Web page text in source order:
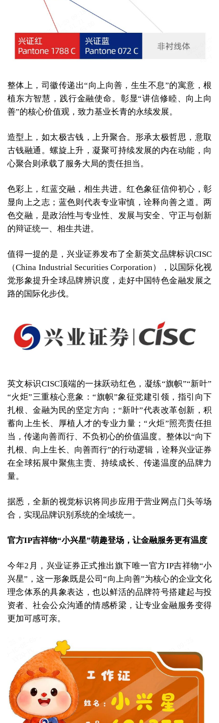
整体上，司徽传递出“向上向善，生生不息”的寓意，根
植东方智慧，践行金融使命。彰显“讲信修睦、向上向
善”的核心价值观，致力基业长青的永续发展。
造型上，如太极古钱，上升聚合。形承太极哲思，意取
古钱融通。螺旋上升，凝聚可持续发展的内在动能，向
心聚合则承载了服务大局的责任担当。
色彩上，红蓝交融，相生共进。红色象征信仰初心，彰
显向上之志；蓝色则代表专业审慎，诠释向善之道。两
色交融，是政治性与专业性、发展与安全、守正与创新
的辩证统一、相生共进。
值得一提的是，兴业证券发布了全新英文品牌标识CISC
（China Industrial Securities Corporation），以国际化视
觉形象提升全球品牌辨识度，走好中国特色金融发展之
路的国际化步伐。
英文标识CISC顶端的一抹跃动红色，凝练“旗帜”“新叶”
“火炬”三重核心意象：“旗帜”象征党建引领，指引向下
扎根、金融为民的坚定方向；“新叶”代表改革创新，积
蓄向上生长、厚植人才的专业力量；“火炬”照亮责任担
当，传递向善而行、不负初心的价值温度。整体以“向下
扎根、向上生长、向善而行”的行动逻辑，诠释兴业证券
在全球拓展中聚焦主责、持续成长、传递温度的品牌力
量。
据悉，全新的视觉标识将同步应用于营业网点门头等场
合，实现品牌识别系统的全域统一。
官方IP吉祥物“小兴星”萌趣登场，让金融服务更有温度
今年2月，兴业证券正式推出旗下唯一官方IP吉祥物“小
兴星”，这一形象既是公司“向上向善”为核心的企业文化
理念体系的具象表达，也以鲜活的品牌符号搭建起与投
资者、社会公众沟通的情感桥梁，让专业金融服务变得
更加可感可亲。